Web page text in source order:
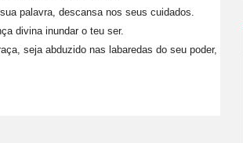
palavra, descansa nos seus cuidados.
divina inundar o teu ser.
seja abduzido nas labaredas do seu poder,